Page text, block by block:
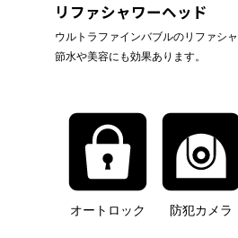
リファシャワーヘッド
ウルトラファインバブルのリファシ
節水や美容にも効果あります。
オートロック 防犯カメラ